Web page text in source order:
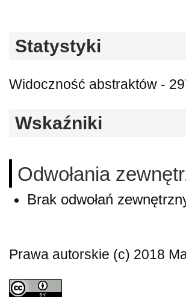
Statystyki
Widoczność abstraktów -
Wskaźniki
Odwołania
Brak odwołań
Prawa autorskie (c) 2018